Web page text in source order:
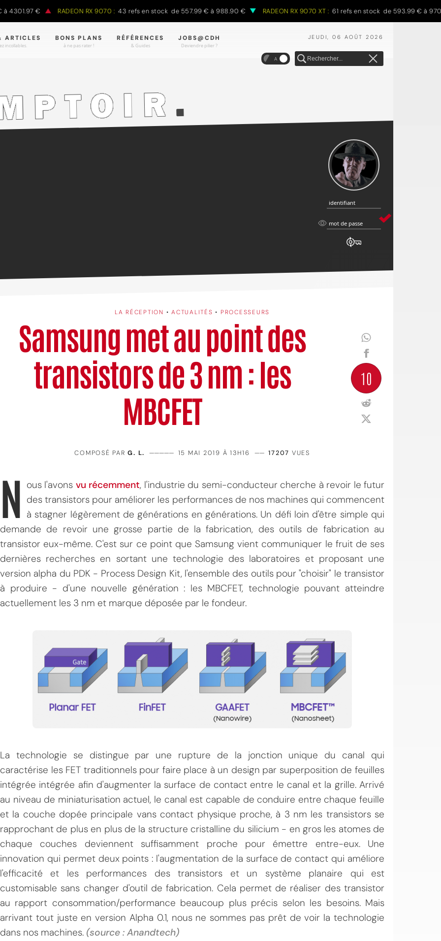
€ RADEON RX 9070 : 43 refs en stock de 557.99 € à 988.90 € RADEON RX 9070 XT : 61 refs en stock de 593.99 € à 970.68 €
JEUDI, 06 AOÛT 2026
ARTICLES
incollables.
BONS PLANS
à ne pas rater !
RÉFÉRENCES
& Guides
JOBS@CDH
Deviendre pilier ?
A
identifiant
identifiant
mot
mot de passe
LA RÉCEPTION •ACTUALITÉS • PROCESSEURS
Samsung met au point des
transistors de 3 nm : les
MBCFET
10
COMPOSÉ PARG. L. ————— 15 MAI 2019 À 13H16 —— 17207 VUES
N ous l'avons vu récemment, l'industrie du semi-conducteur cherche à revoir le futur
des transistors pour améliorer les performances de nos machines qui commencent
à stagner légèrement de générations en générations. Un défi loin d'être simple qui
demande de revoir une grosse partie de la fabrication, des outils de fabrication au
transistor eux-même. C'est sur ce point que Samsung vient communiquer le fruit de ses
dernières recherches en sortant une technologie des laboratoires et proposant une
version alpha du PDK - Process Design Kit, l'ensemble des outils pour "choisir" le transistor
à produire - d'une nouvelle génération : les MBCFET, technologie pouvant atteindre
actuellement les 3 nm et marque déposée par le fondeur.
La technologie se distingue par une rupture de la jonction unique du canal qui
caractérise les FET traditionnels pour faire place à un design par superposition de feuilles
intégrée intégrée afin d'augmenter la surface de contact entre le canal et la grille. Arrivé
au niveau de miniaturisation actuel, le canal est capable de conduire entre chaque feuille
et la couche dopée principale vans contact physique proche, à 3 nm les transistors se
rapprochant de plus en plus de la structure cristalline du silicium - en gros les atomes de
chaque couches deviennent suffisamment proche pour émettre entre-eux. Une
innovation qui permet deux points : l'augmentation de la surface de contact qui améliore
l'efficacité et les performances des transistors et un système planaire qui est
customisable sans changer d'outil de fabrication. Cela permet de réaliser des transistor
au rapport consommation/performance beaucoup plus précis selon les besoins. Mais
arrivant tout juste en version Alpha 0.1, nous ne sommes pas prêt de voir la technologie
dans nos machines. (source : Anandtech)